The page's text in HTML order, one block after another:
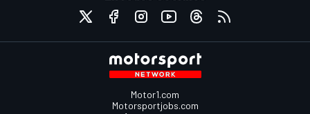
Motor1.com
Motorsportjobs.com